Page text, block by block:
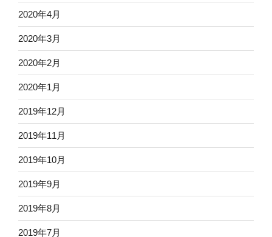
2020年4月
2020年3月
2020年2月
2020年1月
2019年12月
2019年11月
2019年10月
2019年9月
2019年8月
2019年7月